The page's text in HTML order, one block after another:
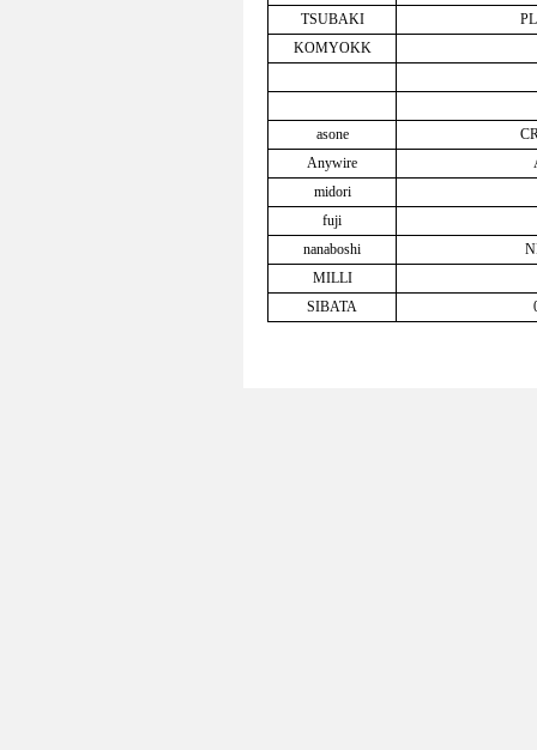
TSUBAKI
KOMYOKK
asone
Anywire
midori
fuji
nanaboshi
MILLI
SIBATA